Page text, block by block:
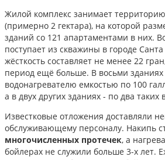
Жилой комплекс занимает
(примерно 2 гектара), на которой
зданий со 121 апартаментами в них.
поступает из скважины в городе
жёсткость составляет не менее 22
период ещё больше. В восьми зданиях
водонагревателю емкостью по 100
а в двух других зданиях - по два таких
Известковые отложения доставляли
обслуживающему персоналу. Накипь
многочисленных протечек, а
бойлерах не служили больше 3-х лет.